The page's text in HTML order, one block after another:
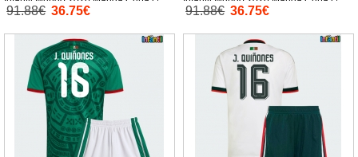
Calças curtas)
91.88€ 36.75€
Calças curtas)
91.88€ 36.75€